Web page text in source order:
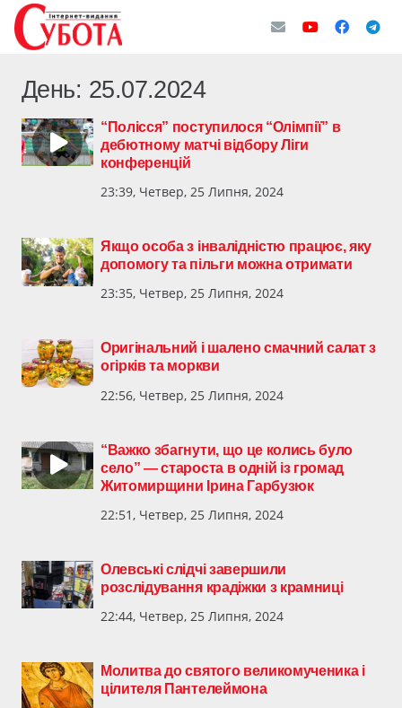
День: 25.07.2024
“Полісся” поступилося “Олімпії” в
дебютному матчі відбору Ліги
конференцій
23:39, Четвер, 25 Липня, 2024
Якщо особа з інвалідністю працює, яку
допомогу та пільги можна отримати
23:35, Четвер, 25 Липня, 2024
Оригінальний і шалено смачний салат з
огірків та моркви
22:56, Четвер, 25 Липня, 2024
“Важко збагнути, що це колись було
село” — староста в одній із громад
Житомирщини Ірина Гарбузюк
22:51, Четвер, 25 Липня, 2024
Олевські слідчі завершили
розслідування крадіжки з крамниці
22:44, Четвер, 25 Липня, 2024
Молитва до святого великомученика і
цілителя Пантелеймона